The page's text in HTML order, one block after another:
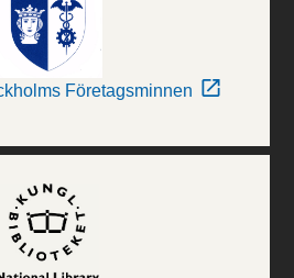
Företagsminnen